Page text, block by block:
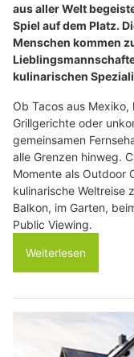
aus aller Welt
Spiel auf dem Platz.
Menschen kommen
kulinarischen
Ob Tacos aus Mexiko,
Grillgerichte oder
gemeinsamen
alle Grenzen hinweg.
Momente als Outdoor
kulinarische Weltreise
Balkon, im Garten,
Public Viewing.
Weiterlesen